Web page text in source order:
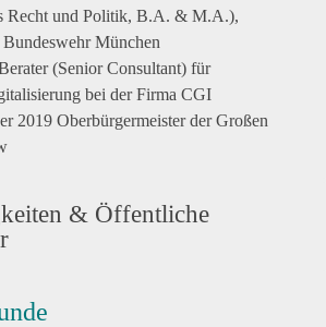
Recht und Politik, B.A. & M.A.),
München
(Senior Consultant) für
bei der Firma CGI
2019 Oberbürgermeister der Großen
& Öffentliche